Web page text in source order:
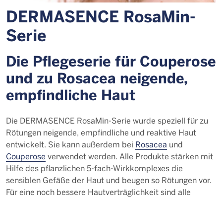
DERMASENCE RosaMin-
Serie
Die Pflegeserie für Couperose
und zu Rosacea neigende,
empfindliche Haut
Die DERMASENCE RosaMin-Serie wurde speziell für zu
Rötungen neigende, empfindliche und reaktive Haut
entwickelt. Sie kann außerdem bei Rosacea und
Couperose verwendet werden. Alle Produkte stärken mit
Hilfe des pflanzlichen 5-fach-Wirkkomplexes die
sensiblen Gefäße der Haut und beugen so Rötungen vor.
Für eine noch bessere Hautverträglichkeit sind alle